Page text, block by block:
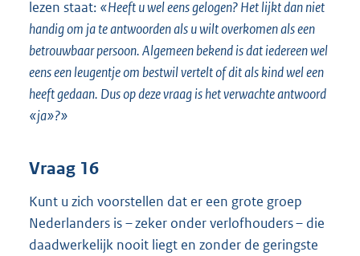
lezen staat: «Heeft u wel eens gelogen? Het lijkt dan niet
handig om ja te antwoorden als u wilt overkomen als een
betrouwbaar persoon. Algemeen bekend is dat iedereen wel
eens een leugentje om bestwil vertelt of dit als kind wel een
heeft gedaan. Dus op deze vraag is het verwachte antwoord
«ja»?»
Vraag 16
Kunt u zich voorstellen dat er een grote groep
Nederlanders is – zeker onder verlofhouders – die
daadwerkelijk nooit liegt en zonder de geringste